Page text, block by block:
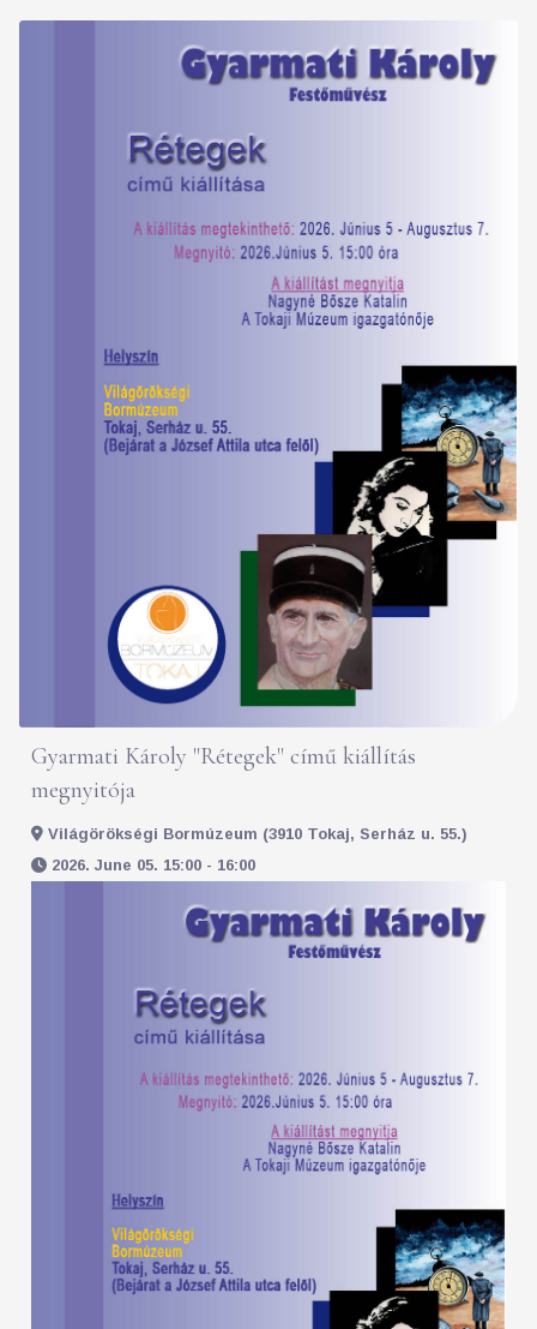
Gyarmati Károly "Rétegek" című kiállítás
megnyitója
Világörökségi Bormúzeum (3910 Tokaj, Serház u. 55.)
2026. June 05. 15:00 - 16:00